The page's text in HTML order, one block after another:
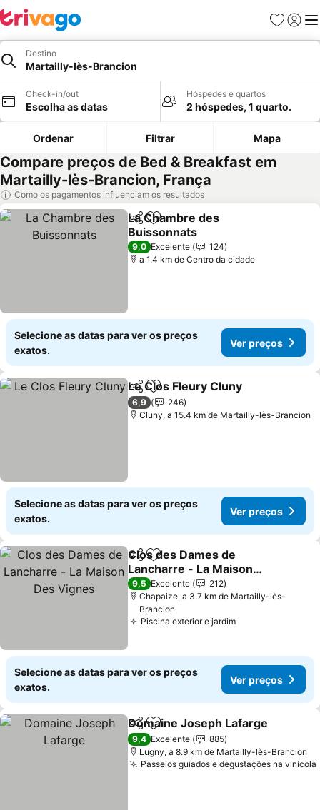
Favoritos
Iniciar
Destino
Martailly-lès-Brancion
Check-in/out
Escolha as datas
Hóspedes e quartos
2 hóspedes, 1 quarto.
Ordenar Filtrar Mapa
Compare preços de Bed & Breakfast em
Martailly-lès-Brancion, França
Como os pagamentos influenciam os resultados
PartilharAdicionar aos favoritos
La Chambre des
Buissonnats
9,0 Excelente
124
a 1.4 km de Centro da cidade
Selecione as datas para ver os preços
exatos.
Ver preços
PartilharAdicionar aos favoritos
Le Clos Fleury Cluny
6,9
246
Cluny, a 15.4 km de Martailly-lès-Brancion
Selecione as datas para ver os preços
exatos.
Ver preços
PartilharAdicionar aos favoritos
Clos des Dames de
Lancharre - La Maison
Des Vignes
9,5 Excelente
212
Chapaize, a 3.7 km de Martailly-lès-
Brancion
Piscina exterior e jardim
Selecione as datas para ver os preços
exatos.
Ver preços
PartilharAdicionar aos favoritos
Domaine Joseph Lafarge
9,4 Excelente
885
Lugny, a 8.9 km de Martailly-lès-Brancion
Passeios guiados e degustações na vinícola